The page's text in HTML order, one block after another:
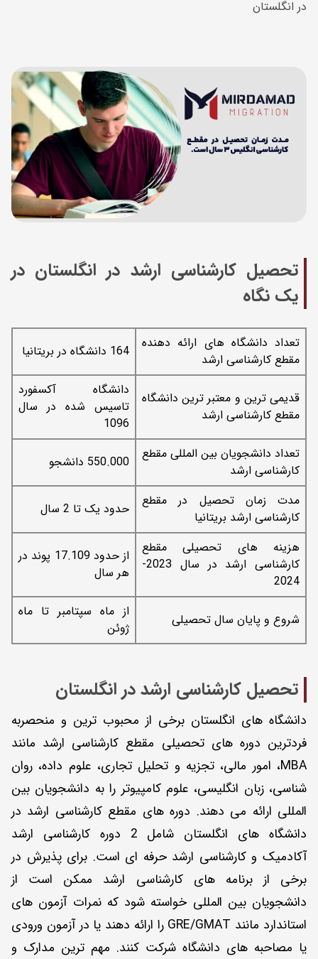
در انگلستان
تحصیل کارشناسی ارشد در انگلستان در
یک نگاه
تعداد دانشگاه های ارائه دهنده
مقطع کارشناسی ارشد
164 دانشگاه در بریتانیا
قدیمی ترین و معتبر ترین دانشگاه
مقطع کارشناسی ارشد
دانشگاه آکسفورد
تاسیس شده در سال
1096
تعداد دانشجویان بین المللی مقطع
کارشناسی ارشد
550.000 دانشجو
مدت زمان تحصیل در مقطع
کارشناسی ارشد بریتانیا
حدود یک تا 2 سال
هزینه های تحصیلی مقطع
کارشناسی ارشد در سال 2023-
2024
از حدود 17.109 پوند در
هر سال
شروع و پایان سال تحصیلی
از ماه سپتامبر تا ماه
ژوئن
تحصیل کارشناسی ارشد در انگلستان
دانشگاه‌ های انگلستان برخی از محبوب ‌ترین و منحصربه‌
فردترین دوره های تحصیلی مقطع کارشناسی ارشد مانند
MBA، امور مالی، تجزیه و تحلیل تجاری، علوم داده، روان
‌شناسی، زبان انگلیسی، علوم کامپیوتر را به دانشجویان بین
المللی ارائه می دهند. دوره های مقطع کارشناسی ارشد در
دانشگاه های انگلستان شامل 2 دوره کارشناسی ارشد
آکادمیک و کارشناسی ارشد حرفه ای است. برای پذیرش در
برخی از برنامه‌ های کارشناسی ارشد ممکن است از
دانشجویان بین المللی خواسته شود که نمرات آزمون ‌های
استاندارد مانند GRE/GMAT را ارائه دهند یا در آزمون ورودی
یا مصاحبه های دانشگاه شرکت کنند. مهم ترین مدارک و